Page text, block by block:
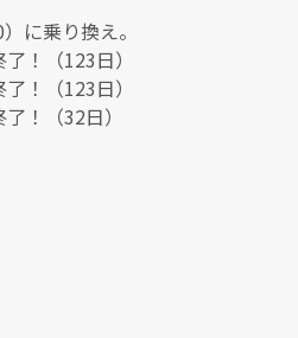
に乗り換え。
！（123日）
！（123日）
！（32日）